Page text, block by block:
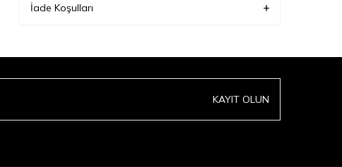
İade Koşulları
KAYIT OLUN